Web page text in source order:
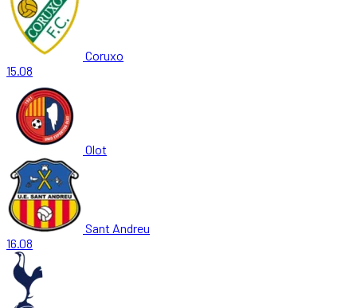
Coruxo
15.08
Olot
Sant Andreu
16.08